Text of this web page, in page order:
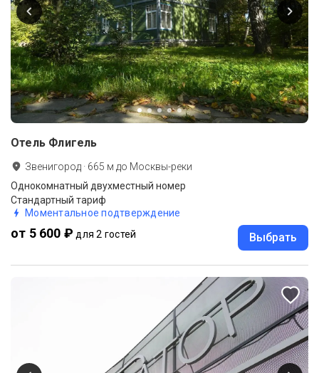
Отель Флигель
Звенигород · 665 м до Москвы-реки
Однокомнатный двухместный номер
Стандартный тариф
Моментальное подтверждение
от 5 600 ₽ для 2 гостей Выбрать